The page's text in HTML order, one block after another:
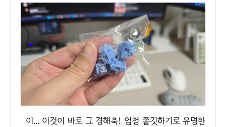
이... 이것이 바로 그 경해축! 엄청 쫄깃하기로 유명한